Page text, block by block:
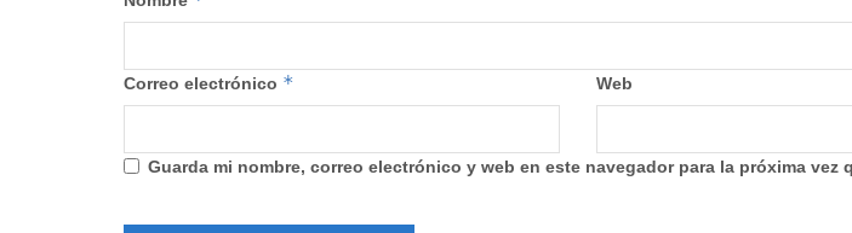
Correo electrónico * Web
Guarda mi nombre, correo electrónico y web en este navegador para la próxima vez